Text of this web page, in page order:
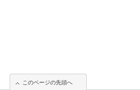
このページの先頭へ
このページの先頭へ